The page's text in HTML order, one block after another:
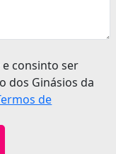
e consinto ser
dos Ginásios da
de